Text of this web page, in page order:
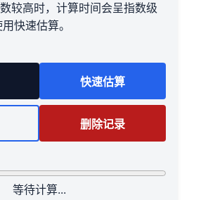
较高时，计算时间会呈指数级
快速估算。
快速估算
删除记录
等待计算...